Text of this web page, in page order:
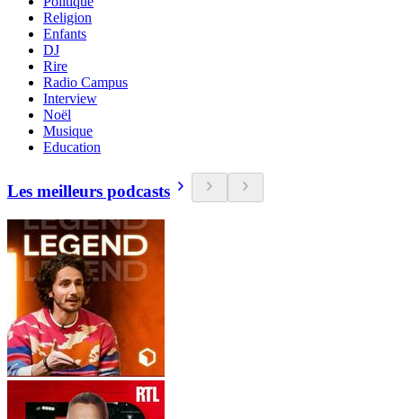
Religion
Enfants
DJ
Rire
Radio Campus
Interview
Noël
Musique
Education
Les meilleurs podcasts